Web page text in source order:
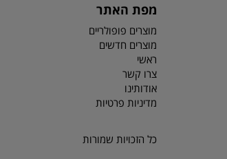
מפת האתר
מוצרים פופולריים
מוצרים חדשים
ראשי
צרו קשר
אודותינו
מדיניות פרטיות
כל הזכויות שמורות